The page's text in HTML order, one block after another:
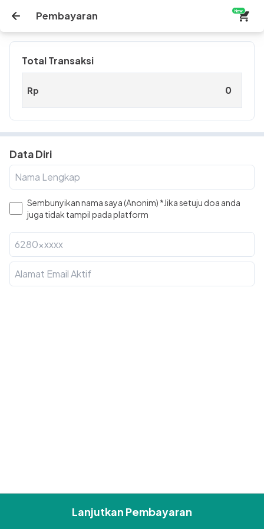
Pembayaran New
Total Transaksi
Rp
Data Diri
Sembunyikan nama saya (Anonim) *Jika setuju doa anda
juga tidak tampil pada platform
Lanjutkan Pembayaran